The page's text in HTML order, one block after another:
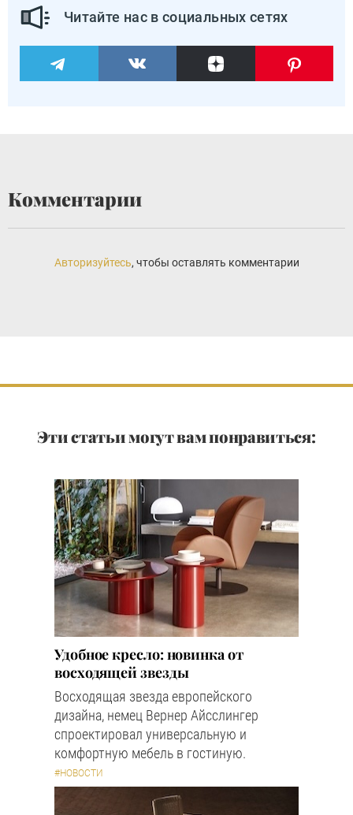
Читайте нас в социальных сетях
Комментарии
Авторизуйтесь, чтобы оставлять комментарии
Эти статьи могут вам понравиться:
Удобное кресло: новинка от
восходящей звезды
Восходящая звезда европейского
дизайна, немец Вернер Айсслингер
спроектировал универсальную и
комфортную мебель в гостиную.
#НОВОСТИ